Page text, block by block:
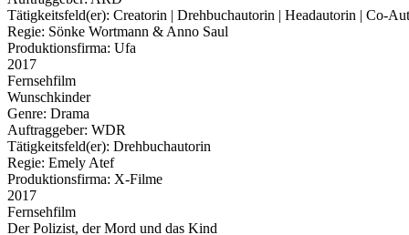
Tätigkeitsfeld(er): Creatorin | Drehbuchautorin | Headautorin | Co-
Regie: Sönke Wortmann & Anno Saul
Produktionsfirma: Ufa
2017
Fernsehfilm
Wunschkinder
Genre: Drama
Auftraggeber: WDR
Tätigkeitsfeld(er): Drehbuchautorin
Regie: Emely Atef
Produktionsfirma: X-Filme
2017
Fernsehfilm
Der Polizist, der Mord und das Kind